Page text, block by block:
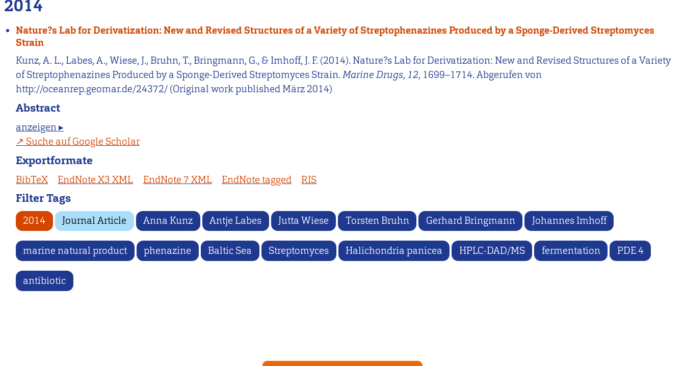
2014
Nature?s Lab for Derivatization: New and Revised Structures of a Variety of Streptophenazines Produced by a Sponge-Derived Streptomyces
Strain
Kunz, A. L., Labes, A., Wiese, J., Bruhn, T., Bringmann, G., & Imhoff, J. F. (2014). Nature?s Lab for Derivatization: New and Revised Structures of a Variety
of Streptophenazines Produced by a Sponge-Derived Streptomyces Strain.Marine Drugs, 12, 1699–1714. Abgerufen von
http://oceanrep.geomar.de/24372/ (Original work published März 2014)
Abstract
anzeigen ▸
Suche auf Google Scholar
Exportformate
BibTeX EndNote X3 XML EndNote 7 XML EndNote tagged RIS
Filter Tags
2014 Journal Article Anna Kunz Antje Labes Jutta Wiese Torsten Bruhn Gerhard Bringmann Johannes Imhoff
marine natural product phenazine Baltic Sea Streptomyces Halichondria panicea HPLC-DAD/MS fermentation PDE 4
antibiotic